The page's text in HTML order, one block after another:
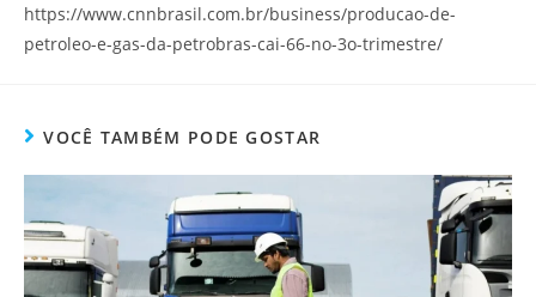
https://www.cnnbrasil.com.br/business/producao-de-
petroleo-e-gas-da-petrobras-cai-66-no-3o-trimestre/
VOCÊ TAMBÉM PODE GOSTAR